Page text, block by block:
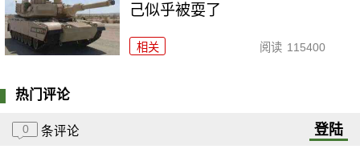
己似乎被耍了
相关 阅读 115400
热门评论
0 条评论 登陆